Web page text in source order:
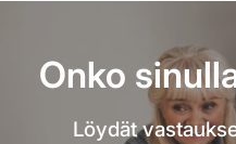
Onko
Löydät